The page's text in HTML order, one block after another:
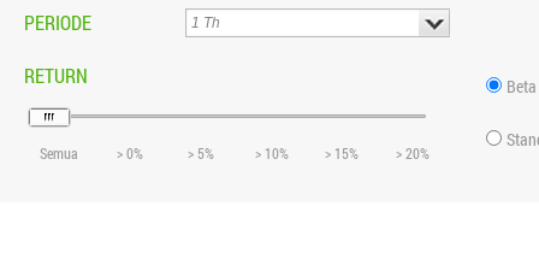
PERIODE
RETURN
Semua > 0% > 5% > 10% > 15% > 20%
Beta